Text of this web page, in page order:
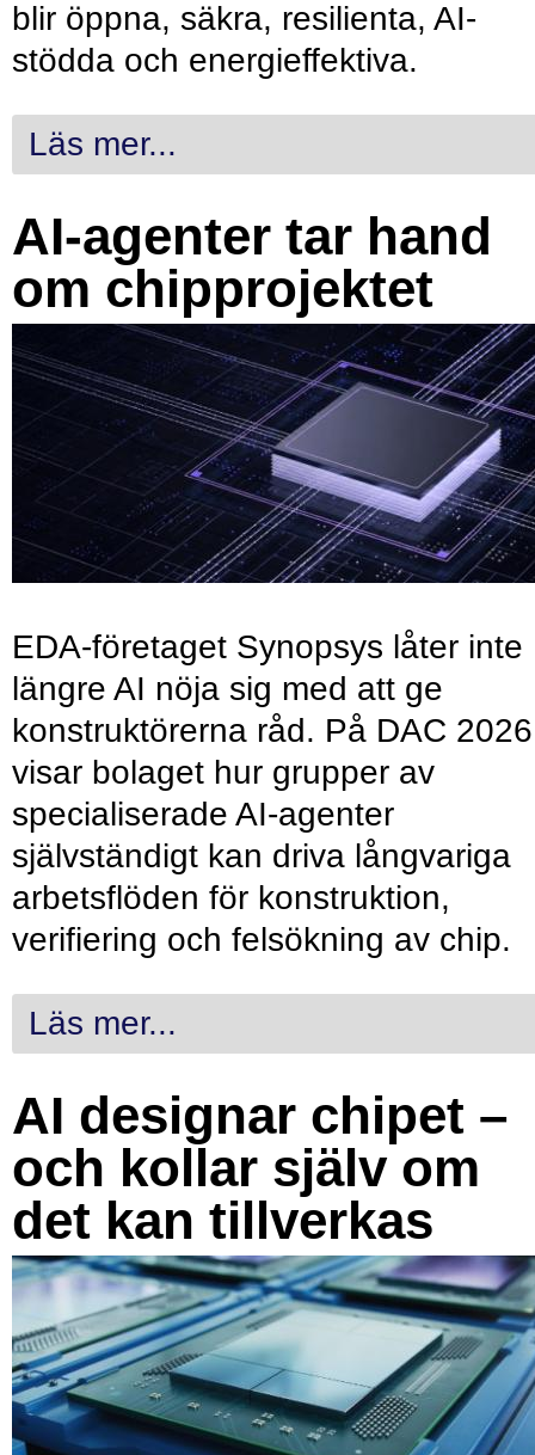
blir öppna, säkra, resilienta, AI-
stödda och energieffektiva.
Läs mer...
AI-agenter tar hand
om chipprojektet
EDA-företaget Synopsys låter inte
längre AI nöja sig med att ge
konstruktörerna råd. På DAC 2026
visar bolaget hur grupper av
specialiserade AI-agenter
självständigt kan driva långvariga
arbetsflöden för konstruktion,
verifiering och felsökning av chip.
Läs mer...
AI designar chipet –
och kollar själv om
det kan tillverkas